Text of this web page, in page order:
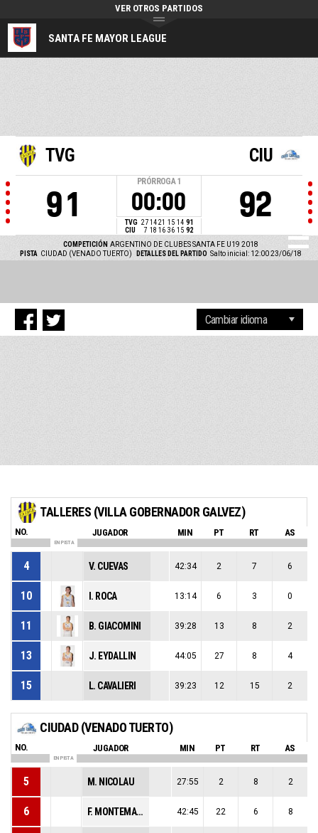
SANTA FE MAYOR LEAGUE
VER OTROS PARTIDOS
TVG
91
PRÓRROGA 1
00:00
TVG 27 14 21 15 14 91
CIU
7 18 16 36 15 92
CIU
92
COMPETICIÓN ARGENTINO DE CLUBES SANTA FE U19 2018
PISTA CIUDAD (VENADO TUERTO) DETALLES DEL PARTIDO Salto inicial: 12:00 23/06/18
TALLERES (VILLA GOBERNADOR GALVEZ)
NO. JUGADOR MIN PT RT AS
EN PISTA
4 V. CUEVAS 42:34 2 7 6
10 I. ROCA 13:14 6 3 0
11 B. GIACOMINI 39:28 13 8 2
13 J. EYDALLIN 44:05 27 8 4
15 L. CAVALIERI 39:23 12 15 2
CIUDAD (VENADO TUERTO)
NO. JUGADOR MIN PT RT AS
EN PISTA
5 M. NICOLAU 27:55 2 8 2
6 F. MONTEMAGIO 42:45 22 6 8